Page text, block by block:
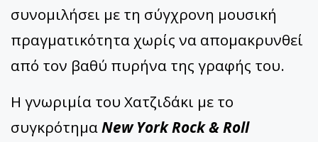
συνομιλήσει με τη σύγχρονη μουσική
πραγματικότητα χωρίς να απομακρυνθεί
από τον βαθύ πυρήνα της γραφής του.
Η γνωριμία του Χατζιδάκι με το
συγκρότημαNew York Rock & Roll